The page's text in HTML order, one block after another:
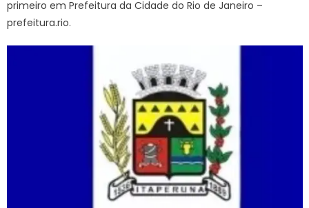
primeiro em Prefeitura da Cidade do Rio de Janeiro –
prefeitura.rio.